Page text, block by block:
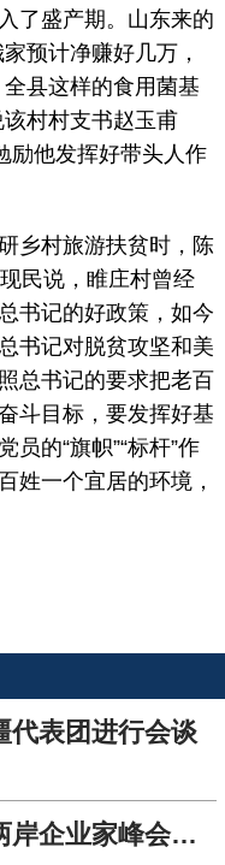
了盛产期。山东来的
预计净赚好几万，
县这样的食用菌基
村村支书赵玉甫
励他发挥好带头人作
村旅游扶贫时，陈
民说，睢庄村曾经
书记的好政策，如今
书记对脱贫攻坚和美
总书记的要求把老百
斗目标，要发挥好基
的“旗帜”“标杆”作
姓一个宜居的环境，
代表团进行会谈
王国生陈润儿在郑州会见两岸企业家峰会嘉宾